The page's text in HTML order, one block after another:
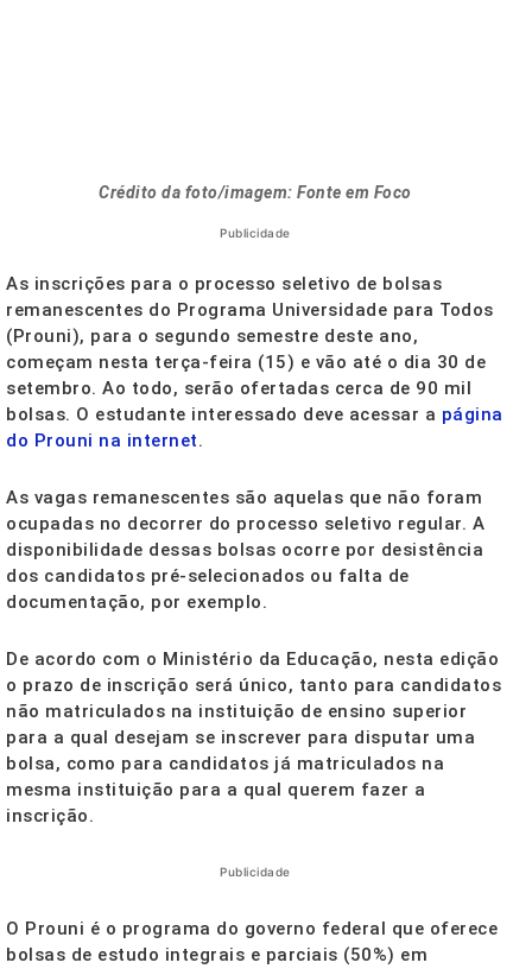
Crédito da foto/imagem: Fonte em Foco
Publicidade
As inscrições para o processo seletivo de bolsas
remanescentes do Programa Universidade para Todos
(Prouni), para o segundo semestre deste ano,
começam nesta terça-feira (15) e vão até o dia 30 de
setembro. Ao todo, serão ofertadas cerca de 90 mil
bolsas. O estudante interessado deve acessar a página
do Prouni na internet.
As vagas remanescentes são aquelas que não foram
ocupadas no decorrer do processo seletivo regular. A
disponibilidade dessas bolsas ocorre por desistência
dos candidatos pré-selecionados ou falta de
documentação, por exemplo.
De acordo com o Ministério da Educação, nesta edição
o prazo de inscrição será único, tanto para candidatos
não matriculados na instituição de ensino superior
para a qual desejam se inscrever para disputar uma
bolsa, como para candidatos já matriculados na
mesma instituição para a qual querem fazer a
inscrição.
Publicidade
O Prouni é o programa do governo federal que oferece
bolsas de estudo integrais e parciais (50%) em